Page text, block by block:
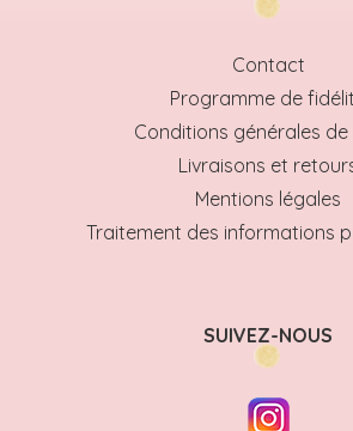
Contact
Programme de
Conditions générales
Livraisons et
Mentions légales
Traitement des informations
SUIVEZ-NOUS